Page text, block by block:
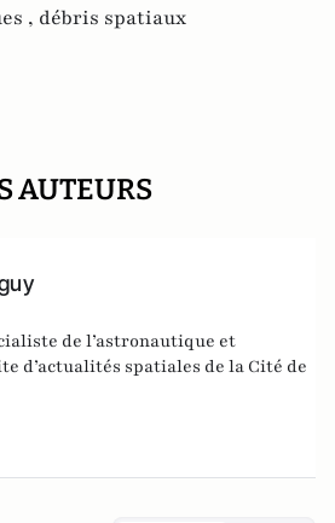
, débris spatiaux
AUTEURS
de l’astronautique et
d’actualités spatiales de la Cité de